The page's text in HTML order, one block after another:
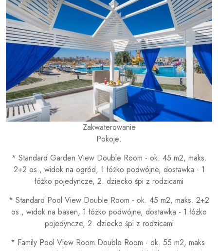
Zakwaterowanie
Pokoje:
* Standard Garden View Double Room - ok. 45 m2, maks.
2+2 os., widok na ogród, 1 łóżko podwójne, dostawka - 1
łóżko pojedyncze, 2. dziecko śpi z rodzicami
* Standard Pool View Double Room - ok. 45 m2, maks. 2+2
os., widok na basen, 1 łóżko podwójne, dostawka - 1 łóżko
pojedyncze, 2. dziecko śpi z rodzicami
* Family Pool View Room Double Room - ok. 55 m2, maks.